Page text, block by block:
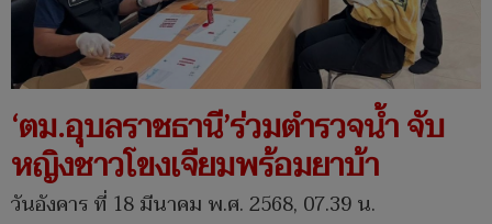
‘ตม.อุบลราชธานี’ร่วมตำรวจน้ำ จับ
หญิงชาวโขงเจียมพร้อมยาบ้า
วันอังคาร ที่ 18 มีนาคม พ.ศ. 2568, 07.39 น.